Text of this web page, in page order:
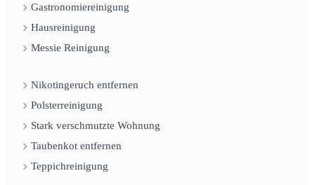
Gastronomiereinigung
Hausreinigung
Messie Reinigung
Nikotingeruch entfernen
Polsterreinigung
Stark verschmutzte Wohnung
Taubenkot entfernen
Teppichreinigung